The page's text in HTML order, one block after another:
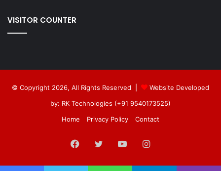
VISITOR COUNTER
© Copyright 2026, All Rights Reserved |
Website Developed
by: RK Technologies (+91 9540173525)
Home
Privacy Policy Contact
Facebook
Twitter YouTubeInstagram